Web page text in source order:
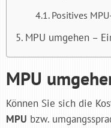
Positives
MPU umgehen –
MPU
Können Sie sich die
MPU bzw.